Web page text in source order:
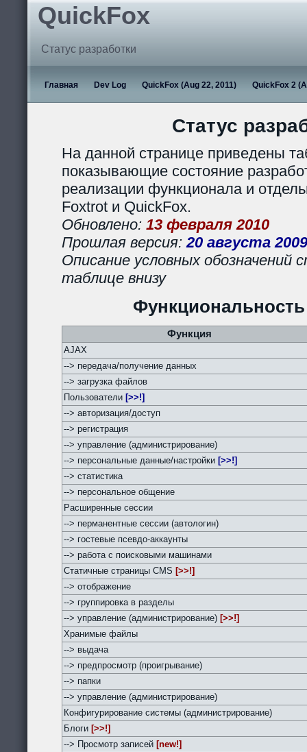
QuickFox
Статус разработки
Главная Dev Log QuickFox (Aug 22, 2011) QuickFox 2
Статус
На данной странице приведены
показывающие состояние
реализации функционала и
Foxtrot и QuickFox.
Обновлено: 13 февраля 2010
Прошлая версия:20 августа 2009
Описание условных обозначений
таблице внизу
Функция
AJAX
--> передача/получение данных
--> загрузка файлов
Пользователи [>>!]
--> авторизация/доступ
--> регистрация
--> управление (администрирование)
--> персональные данные/настройки [>>!]
--> статистика
--> персональное общение
Расширенные сессии
--> перманентные сессии (автологин)
--> гостевые псевдо-аккаунты
--> работа с поисковыми машинами
Статичные страницы CMS [>>!]
--> отображение
--> группировка в разделы
--> управление (администрирование) [>>!]
Хранимые файлы
--> выдача
--> предпросмотр (проигрывание)
--> папки
--> управление (администрирование)
Конфигурирование системы (администрирование)
Блоги [>>!]
--> Просмотр записей [new!]